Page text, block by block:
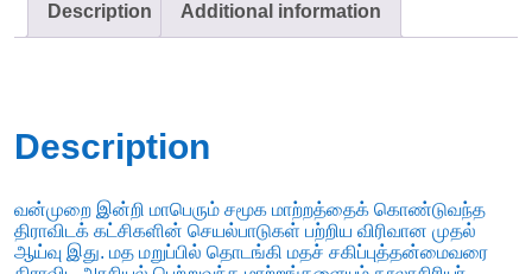
Description Additional information
Description
வன்முறை இன்றி மாபெரும் சமூக மாற்றத்தைக் கொண்டுவந்த
திராவிடக் கட்சிகளின் செயல்பாடுகள் பற்றிய விரிவான முதல்
ஆய்வு இது. மத மறுப்பில் தொடங்கி மதச் சகிப்புத்தன்மைவரை